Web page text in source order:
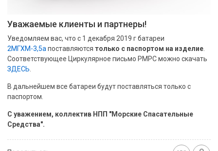
Уважаемые клиенты и партнеры!
Уведомляем вас, что с 1 декабря 2019 г батареи
2МГХМ-3,5а поставляются только с паспортом на изделие
Соответствующее Циркулярное письмо РМРС можно скачать
ЗДЕСЬ
В дальнейшем все батареи будут поставляться только с
паспортом.
С уважением, коллектив НПП "Морские Спасательные
Средства".